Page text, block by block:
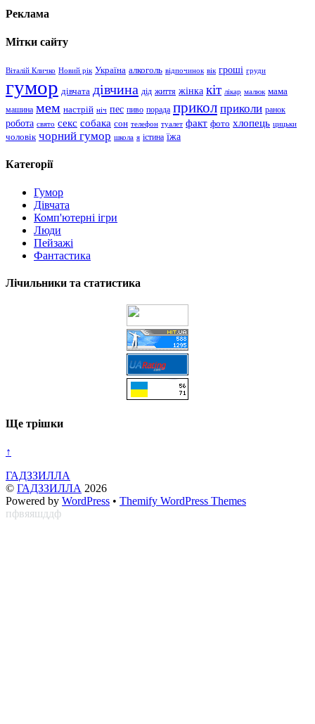
Реклама
Мітки сайту
Віталій Кличко Новий рік Україна алкоголь відпочинок вік гроші груди
гумор дівчата дівчина дід життя жінка кіт лікар малюк мама
машина мем настрій ніч пес пиво порада прикол приколи ранок
робота свято секс собака сон телефон туалет факт фото хлопець цицьки
чоловік чорний гумор школа я істина їжа
Категорії
Гумор
Дівчата
Комп'ютерні ігри
Люди
Пейзажі
Фантастика
Лічильники та статистика
Ще трішки
↑
ГАДЗЗИЛЛА
© ГАДЗЗИЛЛА 2026
Powered by WordPress • Themify WordPress Themes
пфвяяшддф